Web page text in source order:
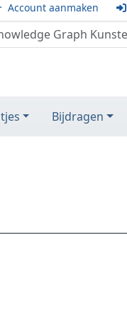
Account aanmaken
Bijdragen